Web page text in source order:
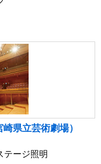
県立芸術劇場）
テージ照明